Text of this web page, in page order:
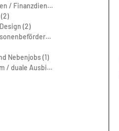
Banken / Versicherungen / Finanzdienstleister (3)
(2)
Berufskraftfahrer / Personenbeförderung (Land, Wasser, Luft) (2)
Nebenjobs (1)
Weiterbildung / Studium / duale Ausbildung (1)